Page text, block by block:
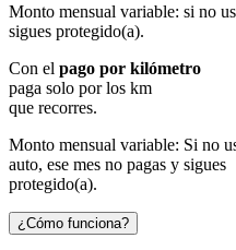
Monto mensual variable: si no
sigues protegido(a).
Con el pago por kilómetro
paga solo por los km
que recorres.
Monto mensual variable: Si no
auto, ese mes no pagas y sigues
protegido(a).
¿Cómo funciona?